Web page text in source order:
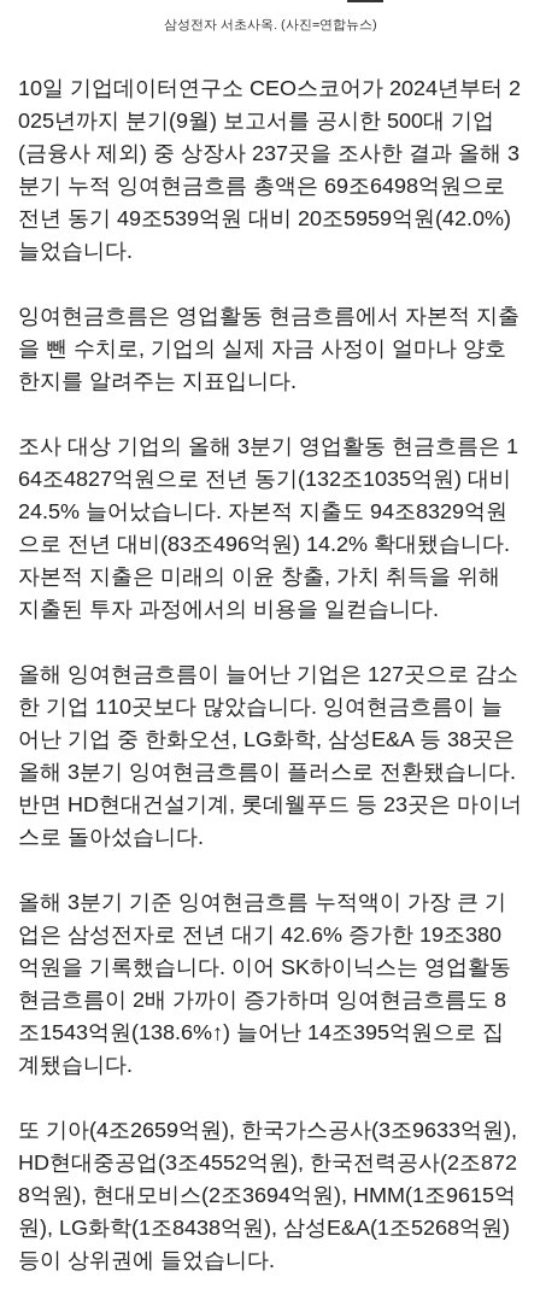
삼성전자 서초사옥. (사진=연합뉴스)
10일 기업데이터연구소 CEO스코어가 2024년부터 2
025년까지 분기 (9월) 보고서를 공시한 500대 기업
(금융사 제외 ) 중 상장사 237곳을 조사한 결과 올해 3
분기 누적 잉여현금흐름 총액은 69조6498억원으로
전년 동기 49조539억원 대비 20조5959억원 (42.0%)
늘었습니다.
잉여현금흐름은 영업활동 현금흐름에서 자본적 지출
을 뺀 수치로, 기업의 실제 자금 사정이 얼마나 양호
한지를 알려주는 지표입니다.
조사 대상 기업의 올해 3분기 영업활동 현금흐름은 1
64조4827억원으로 전년 동기 (132조1035억원) 대비
24.5% 늘어났습니다. 자본적 지출도 94조8329억원
으로 전년 대비 (83조496억원) 14.2% 확대됐습니다.
자본적 지출은 미래의 이윤 창출, 가치 취득을 위해
지출된 투자 과정에서의 비용을 일컫습니다.
올해 잉여현금흐름이 늘어난 기업은 127곳으로 감소
한 기업 110곳보다 많았습니다. 잉여현금흐름이 늘
어난 기업 중 한화오션, LG화학, 삼성E&A 등 38곳은
올해 3분기 잉여현금흐름이 플러스로 전환됐습니다.
반면 HD현대건설기계 , 롯데웰푸드 등 23곳은 마이너
스로 돌아섰습니다.
올해 3분기 기준 잉여현금흐름 누적액이 가장 큰 기
업은 삼성전자로 전년 대기 42.6% 증가한 19조380
억원을 기록했습니다. 이어 SK하이닉스는 영업활동
현금흐름이 2배 가까이 증가하며 잉여현금흐름도 8
조1543억원 (138.6%↑) 늘어난 14조395억원으로 집
계됐습니다.
또 기아(4조2659억원), 한국가스공사(3조9633억원),
HD현대중공업 (3조4552억원), 한국전력공사(2조872
8억원), 현대모비스(2조3694억원), HMM(1조9615억
원), LG화학(1조8438억원), 삼성E&A(1조5268억원)
등이 상위권에 들었습니다.